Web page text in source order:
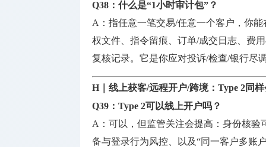
Q38：什么是“1小时审计包”？
A：指任意一笔交易/任意一个客户，你
权文件、指令留痕、订单/成交日志、费
复核记录。它是你应对投诉/检查/银行尽
H｜线上获客/远程开户/跨境：Type 2同
Q39：Type 2可以线上开户吗？
A：可以，但监管关注会提高：身份核
备与登录行为风控、以及“同一客户多账